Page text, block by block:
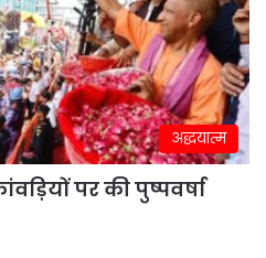
अद्धयात्म
पर की पुष्पवर्षा